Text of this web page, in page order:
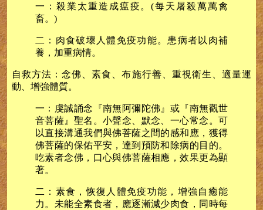
一：殺業太重造成瘟疫。(每天屠殺萬萬禽
畜。)
二：肉食破壞人體免疫功能。患病者以肉補
養，加重病情。
自救方法：念佛、素食、布施行善、重視衛生、適量運
動、增強體質。
一：虔誠誦念『南無阿彌陀佛』或『南無觀世
音菩薩』聖名。小聲念、默念、一心常念。可
以直接溝通我們與佛菩薩之間的感和應，獲得
佛菩薩的保佑平安，達到預防和除病的目的。
吃素者念佛，口心與佛菩薩相應，效果更為顯
著。
二：素食，恢復人體免疫功能，增強自癒能
力。未能全素食者，應逐漸減少肉食，同時每